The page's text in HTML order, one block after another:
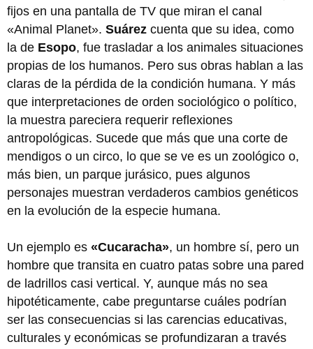
fijos en una pantalla de TV que miran el canal
«Animal Planet». Suárez cuenta que su idea, como
la de Esopo, fue trasladar a los animales situaciones
propias de los humanos. Pero sus obras hablan a las
claras de la pérdida de la condición humana. Y más
que interpretaciones de orden sociológico o político,
la muestra pareciera requerir reflexiones
antropológicas. Sucede que más que una corte de
mendigos o un circo, lo que se ve es un zoológico o,
más bien, un parque jurásico, pues algunos
personajes muestran verdaderos cambios genéticos
en la evolución de la especie humana.
Un ejemplo es «Cucaracha», un hombre sí, pero un
hombre que transita en cuatro patas sobre una pared
de ladrillos casi vertical. Y, aunque más no sea
hipotéticamente, cabe preguntarse cuáles podrían
ser las consecuencias si las carencias educativas,
culturales y económicas se profundizaran a través